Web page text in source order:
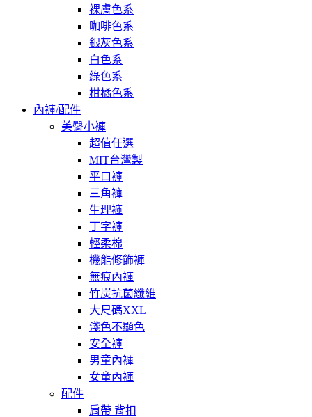
裸膚色系
咖啡色系
銀灰色系
白色系
綠色系
柑橘色系
內褲/配件
美臀小褲
超值任選
MIT台灣製
平口褲
三角褲
生理褲
丁字褲
輕柔棉
機能修飾褲
無痕內褲
竹炭抗菌纖維
大尺碼XXL
淺色不顯色
安全褲
男童內褲
女童內褲
配件
肩帶 背扣